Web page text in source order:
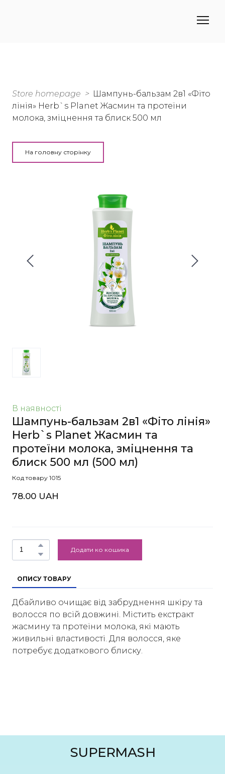
Store homepage
Шампунь-бальзам 2в1 «Фіто
лінія» Herb`s Planet Жасмин та протеїни
молока, зміцнення та блиск 500 мл
На головну сторінку
В наявності
Шампунь-бальзам 2в1 «Фіто лінія»
Herb`s Planet Жасмин та
протеїни молока, зміцнення та
блиск 500 мл (500 мл)
Код товару 1015
78.00 UAH
Додати ко кошика
ОПИСУ ТОВАРУ
Дбайливо очищає від забруднення шкіру та
волосся по всій довжині. Містить екстракт
жасмину та протеїни молока, які мають
живильні властивості. Для волосся, яке
потребує додаткового блиску.
SUPERMASH